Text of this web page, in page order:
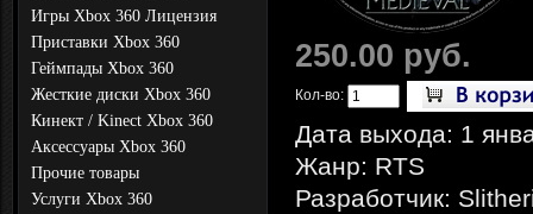
Игры Xbox 360 Лицензия
Приставки Xbox 360
Геймпады Xbox 360
Жесткие диски Xbox 360
Кинект / Kinect Xbox 360
Аксессуары Xbox 360
Прочие товары
Услуги Xbox 360
250.00 руб.
Кол-во:
Дата выхода: 1
Жанр: RTS
Разработчик: